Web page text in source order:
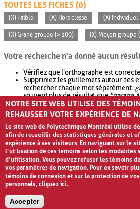
TOUTES LES FICHES (0)
(X) Faible (X) Hors classe (X) Individuel
(X) Grand groupe (> 100) (X) Moyen groupe
Votre recherche n'a donné aucun
Vérifiez que l'orthographe est
Supprimez les guillemets autour des
rechercher chaque mot séparément.
souvent plus de résultat que"garage
Envisagez d'élargir votre recherche
retournera souvent plus de résultat
NOTRE SITE WEB UTILISE DES
REHAUSSER VOTRE EXPÉRIENCE DE
Le site web de Polytechnique Montréal utilise
afin de recueillir des statistiques générales et
expérience à ses visiteurs. En naviguant sur le
l’utilisation de ces témoins selon les modalités
d’utilisation. Vous pouvez refuser les témoins
vos paramètres de navigation. Pour en savoir
témoins de connexion et sur la protection de
personnels,cliquez ici.
Accepter